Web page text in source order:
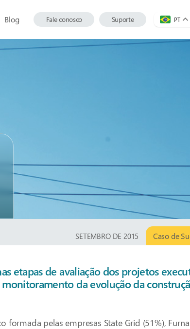
Blog Fale conosco Suporte PT
SETEMBRO DE 2015 Caso de
etapas de avaliação dos projetos
da evolução da
formada pelas empresas State Grid (51%),